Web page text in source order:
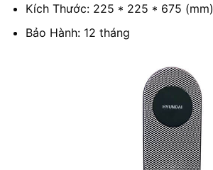
Kích Thước: 225 * 225 * 675 (mm)
Bảo Hành: 12 tháng